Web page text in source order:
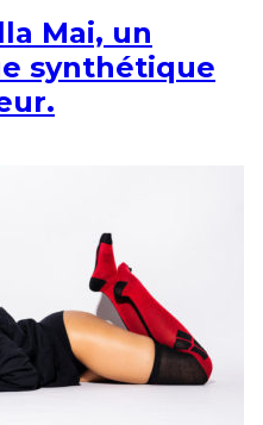
Mai, un
synthétique